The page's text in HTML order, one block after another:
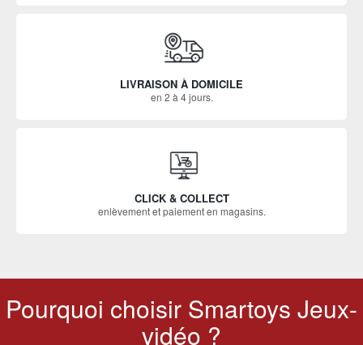
LIVRAISON À DOMICILE
en 2 à 4 jours.
CLICK & COLLECT
enlèvement et paiement en magasins.
Pourquoi choisir Smartoys Jeux-
vidéo ?